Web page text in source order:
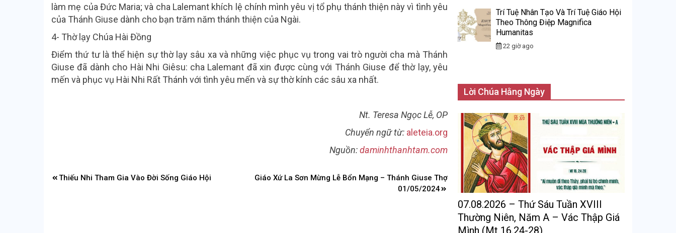
làm mẹ của Đức Maria; và cha Lalemant khích lệ chính mình yêu vị tổ phụ thánh thiện này vì tình yêu
của Thánh Giuse dành cho bạn trăm năm thánh thiện của Ngài.
4- Thờ lạy Chúa Hài Đồng
Điểm thứ tư là thể hiện sự thờ lạy sâu xa và những việc phục vụ trong vai trò người cha mà Thánh
Giuse đã dành cho Hài Nhi Giêsu: cha Lalemant đã xin được cùng với Thánh Giuse để thờ lạy, yêu
mến và phục vụ Hài Nhi Rất Thánh với tình yêu mến và sự thờ kính các sâu xa nhất.
Nt. Teresa Ngọc Lễ, OP
Chuyển ngữ từ: aleteia.org
Nguồn:daminhthanhtam.com
Điều
Thiếu Nhi Tham Gia Vào Đời Sống Giáo Hội
Giáo Xứ La Sơn Mừng Lễ Bổn Mạng – Thánh Giuse Thợ
01/05/2024
Trí Tuệ Nhân Tạo Và Trí Tuệ Giáo Hội
Theo Thông Điệp Magnifica
Humanitas
22 giờ ago
Lời Chúa Hằng Ngày
07.08.2026 – Thứ Sáu Tuần XVIII
Thường Niên, Năm A – Vác Thập Giá
Mình (Mt 16,24-28)